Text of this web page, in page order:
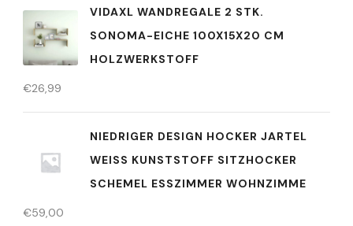
VIDAXL WANDREGALE 2 STK.
SONOMA-EICHE 100X15X20 CM
HOLZWERKSTOFF
€26,99
NIEDRIGER DESIGN HOCKER JARTEL
WEISS KUNSTSTOFF SITZHOCKER S
CHEMEL ESSZIMMER WOHNZIMME
€59,00